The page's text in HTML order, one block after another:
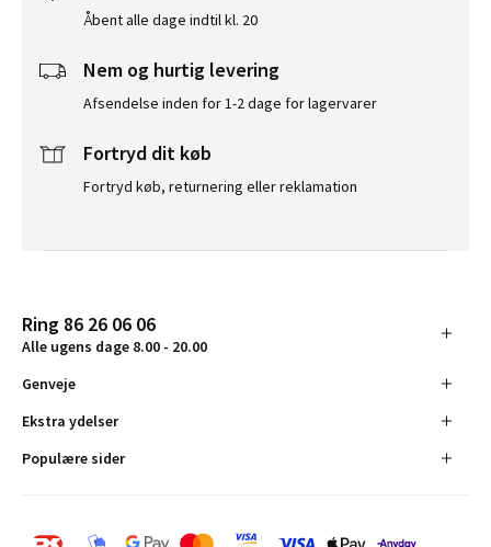
Åbent alle dage indtil kl. 20
Nem og hurtig levering
Afsendelse inden for 1-2 dage for lagervarer
Fortryd dit køb
Fortryd køb, returnering eller reklamation
Ring 86 26 06 06
Alle ugens dage 8.00 - 20.00
Genveje
Ekstra ydelser
Populære sider